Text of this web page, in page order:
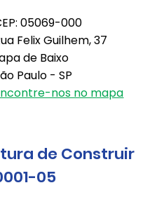
05069-000
Felix Guilhem, 37
de Baixo
Paulo - SP
nos no mapa
de Construir
05